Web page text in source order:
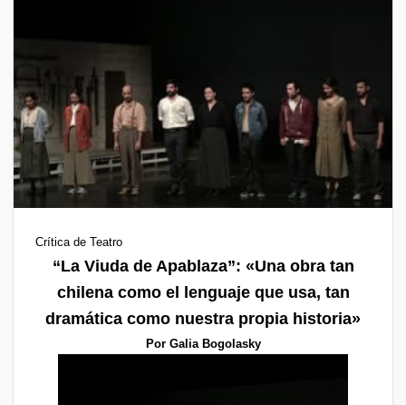
Crítica de Teatro
“La Viuda de Apablaza”: «Una obra tan
chilena como el lenguaje que usa, tan
dramática como nuestra propia historia»
Por Galia Bogolasky